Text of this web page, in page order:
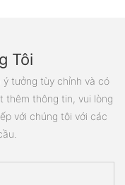
Tôi
tưởng tùy chỉnh và có
thêm thông tin, vui lòng
với chúng tôi với các